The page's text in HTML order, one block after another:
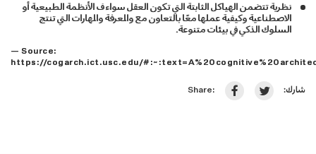
نظرية تتضمن الهياكل الثابتة التي تكون العقل سواء ف الأنظمة الطبيعية أو
الاصطناعية وكيفية عملها معًا بالتعاون مع والمعرفة والمهارات التي تنتج
السلوك الذكي في بيئات متنوعة.
— Source:
https://cogarch.ict.usc.edu/
Share: شارك: